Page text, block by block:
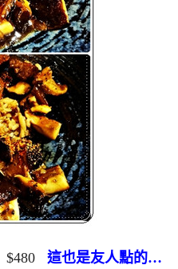
$480
這也是友人點的…